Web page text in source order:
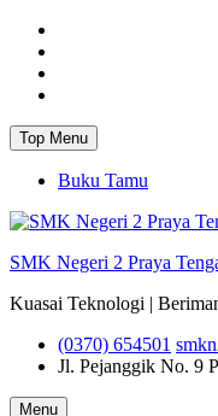
Top Menu
Buku Tamu
SMK Negeri 2 Praya
Kuasai Teknologi |
(0370) 654501
Jl. Pejanggik No. 9
Menu